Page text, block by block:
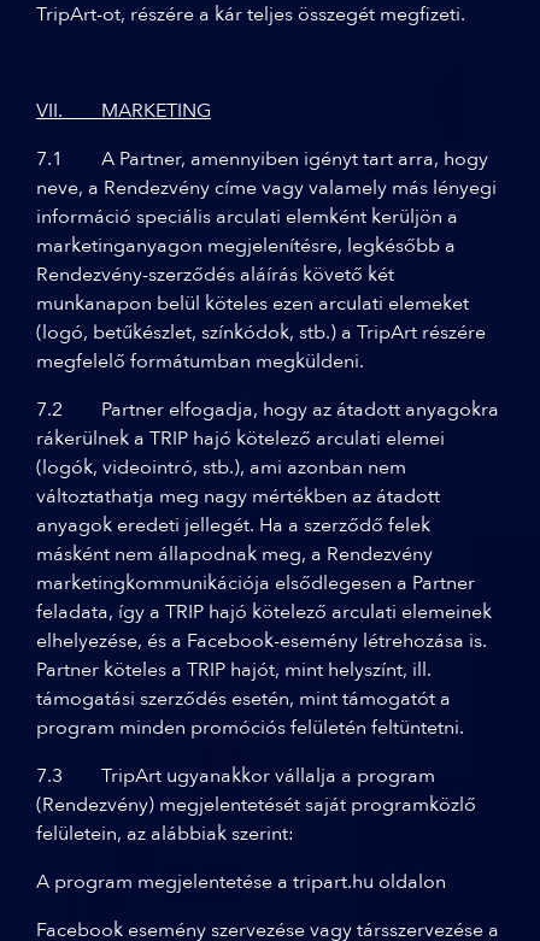
TripArt-ot, részére a kár teljes összegét megfizeti.
VII. MARKETING
7.1 A Partner, amennyiben igényt tart arra, hogy
neve, a Rendezvény címe vagy valamely más lényegi
információ speciális arculati elemként kerüljön a
marketinganyagon megjelenítésre, legkésőbb a
Rendezvény-szerződés aláírás követő két
munkanapon belül köteles ezen arculati elemeket
(logó, betűkészlet, színkódok, stb.) a TripArt részére
megfelelő formátumban megküldeni.
7.2 Partner elfogadja, hogy az átadott anyagokra
rákerülnek a TRIP hajó kötelező arculati elemei
(logók, videointró, stb.), ami azonban nem
változtathatja meg nagy mértékben az átadott
anyagok eredeti jellegét. Ha a szerződő felek
másként nem állapodnak meg, a Rendezvény
marketingkommunikációja elsődlegesen a Partner
feladata, így a TRIP hajó kötelező arculati elemeinek
elhelyezése, és a Facebook-esemény létrehozása is.
Partner köteles a TRIP hajót, mint helyszínt, ill.
támogatási szerződés esetén, mint támogatót a
program minden promóciós felületén feltüntetni.
7.3 TripArt ugyanakkor vállalja a program
(Rendezvény) megjelentetését saját programközlő
felületein, az alábbiak szerint:
A program megjelentetése a tripart.hu oldalon
Facebook esemény szervezése vagy társszervezése a